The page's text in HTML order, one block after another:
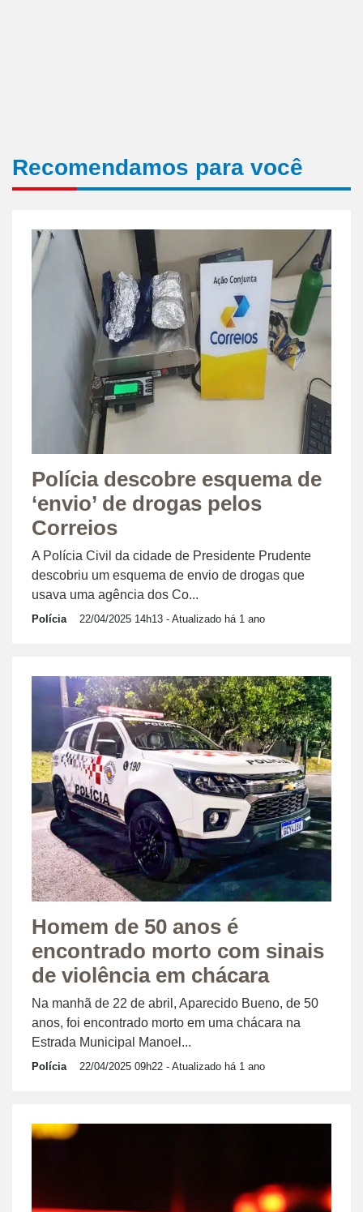
Recomendamos para você
Polícia descobre esquema de
‘envio’ de drogas pelos
Correios
A Polícia Civil da cidade de Presidente Prudente
descobriu um esquema de envio de drogas que
usava uma agência dos Co...
Polícia 22/04/2025 14h13 - Atualizado há 1 ano
Homem de 50 anos é
encontrado morto com sinais
de violência em chácara
Na manhã de 22 de abril, Aparecido Bueno, de 50
anos, foi encontrado morto em uma chácara na
Estrada Municipal Manoel...
Polícia 22/04/2025 09h22 - Atualizado há 1 ano